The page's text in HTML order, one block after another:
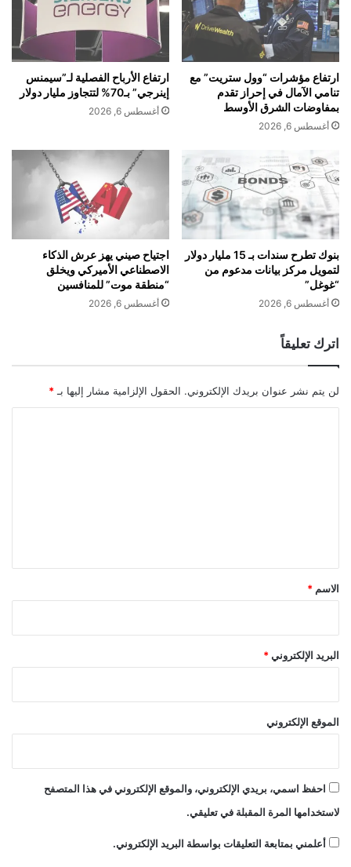
.
.
ه
ل
ي
د
ع
ع
ا
ل
م
ا
ث
م
ن
ذ
ج
ا
ل
ذ
ك
ء
ا
ص
ن
ا
ع
ي
د
و
ا
و
2
.
0
د
ي
ب
ك
"
ارتفاع مؤشرات “وول ستريت” مع
تنامي الآمال في إحراز تقدم
بمفاوضات الشرق الأوسط
أغسطس 6, 2026
ارتفاع الأرباح الفصلية لـ”سيمنس
إينرجي” بـ70% لتتجاوز مليار دولار
أغسطس 6, 2026
بنوك تطرح سندات بـ 15 مليار دولار
لتمويل مركز بيانات مدعوم من
“غوغل”
أغسطس 6, 2026
اجتياح صيني يهز عرش الذكاء
الاصطناعي الأميركي ويخلق
“منطقة موت” للمنافسين
أغسطس 6, 2026
اترك تعليقاً
لن يتم نشر عنوان بريدك الإلكتروني. الحقول الإلزامية مشار إليها بـ *
*
الاسم *
البريد الإلكتروني*
الموقع الإلكتروني
احفظ اسمي، بريدي الإلكتروني، والموقع الإلكتروني في هذا المتصفح
لاستخدامها المرة المقبلة في تعليقي.
أعلمني بمتابعة التعليقات بواسطة البريد الإلكتروني.